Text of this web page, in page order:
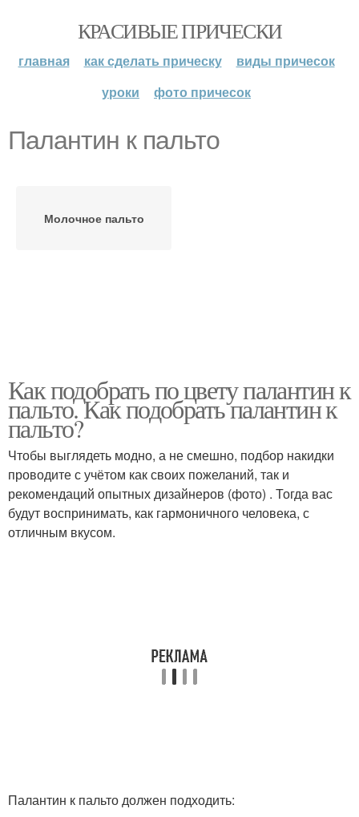
КРАСИВЫЕ ПРИЧЕСКИ
главная как сделать прическу
виды причесок
уроки
фото причесок
Палантин к пальто
Молочное пальто
Как подобрать по цвету палантин к
пальто. Как подобрать палантин к
пальто?
Чтобы выглядеть модно, а не смешно, подбор накидки
проводите с учётом как своих пожеланий, так и
рекомендаций опытных дизайнеров (фото) . Тогда вас
будут воспринимать, как гармоничного человека, с
отличным вкусом.
Палантин к пальто должен подходить: